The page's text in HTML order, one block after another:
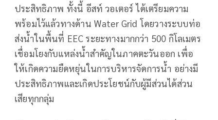
ประสิทธิภาพ ทั้งนี้ อีสท์ วอเตอร์ ได้เตรียมความ
พร้อมไว้แล้วทางด้าน Water Grid โดยวางระบบท่อ
ส่งน้ำในพื้นที่ EEC ระยะทางมากกว่า 500 กิโลเมตร
เชื่อมโยงกับแหล่งน้ำสำคัญในภาคตะวันออก เพื่อ
ให้เกิดความยืดหยุ่นในการบริหารจัดการน้ำ อย่างมี
ประสิทธิภาพและเกิดประโยชน์กับผู้มีส่วนได้ส่วน
เสียทุกกลุ่ม